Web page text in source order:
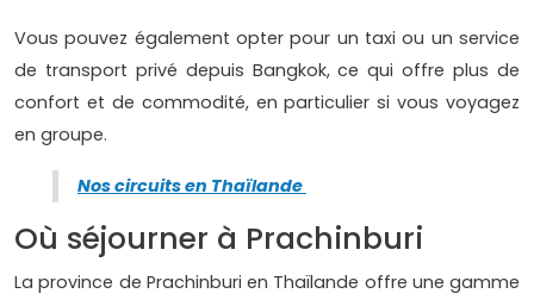
Vous pouvez également opter pour un taxi ou un service
de transport privé depuis Bangkok, ce qui offre plus de
confort et de commodité, en particulier si vous voyagez
en groupe.
Nos circuits en Thaïlande
Où séjourner à Prachinburi
La province de Prachinburi en Thaïlande offre une gamme